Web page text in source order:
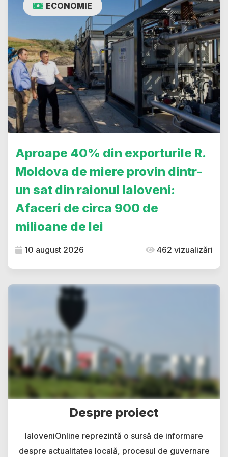
ECONOMIE
Aproape 40% din exporturile R.
Moldova de miere provin dintr-
un sat din raionul Ialoveni:
Afaceri de circa 900 de
milioane de lei
10 august 2026 462 vizualizări
Despre proiect
IaloveniOnline reprezintă o sursă de informare
despre actualitatea locală, procesul de guvernare